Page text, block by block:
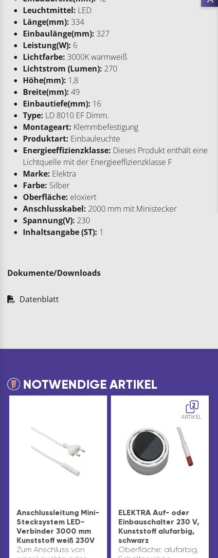
Leuchtmittel: LED
Länge(mm): 334
Einbaulänge(mm): 327
Leistung(W): 6
Lichtfarbe: 3000K warmweiß
Lichtstrom (Lumen): 270
Höhe(mm): 1,8
Breite(mm): 49
Einbautiefe(mm): 16
Type: LD 8010 EF Dimm.
Montageart: Klemmbefestigung
Produktart: Einbauleuchte
Energieeffizienzklasse: Dieses Produkt enthält eine
Lichtquelle mit der Energieeffizienzklasse F
Marke: Elektra
Farbe: Silber
Oberfläche: eloxiert
Anschlusskabel: 2000 mm mit Ministecker
Spannung(V): 230
Inhaltsangabe (ST): 1
Dokumente/Downloads
Datenblatt
NOTWENDIGE ARTIKEL
Anschlussleitung Mini-
Stecksystem LED-
Verbinder 3000 mm
Kunststoff weiß 230V
Zum Anschluss von
2
ARTIKEL
ELEKTRA Auf- oder
Einbauschalter 230 V,
Kunststoff alufarbig,
schwarz
Oberfläche: alufarbig,